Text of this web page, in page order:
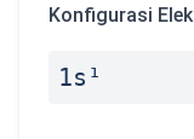
Konfigurasi
1s¹